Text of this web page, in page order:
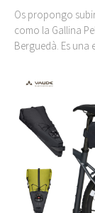
Os propongo
como la Gallina
Berguedà. Es una